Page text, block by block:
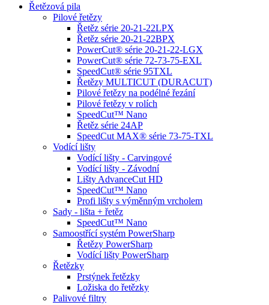
Řetězová pila
Pilové řetězy
Řetěz série 20-21-22LPX
Řetěz série 20-21-22BPX
PowerCut® série 20-21-22-LGX
PowerCut® série 72-73-75-EXL
SpeedCut® série 95TXL
Řetězy MULTICUT (DURACUT)
Pilové řetězy na podélné řezání
Pilové řetězy v rolích
SpeedCut™ Nano
Řetěz série 24AP
SpeedCut MAX® série 73-75-TXL
Vodící lišty
Vodící lišty - Carvingové
Vodící lišty - Závodní
Lišty AdvanceCut HD
SpeedCut™ Nano
Profi lišty s výměnným vrcholem
Sady - lišta + řetěz
SpeedCut™ Nano
Samoostřící systém PowerSharp
Řetězy PowerSharp
Vodící lišty PowerSharp
Řetězky
Prstýnek řetězky
Ložiska do řetězky
Palivové filtry